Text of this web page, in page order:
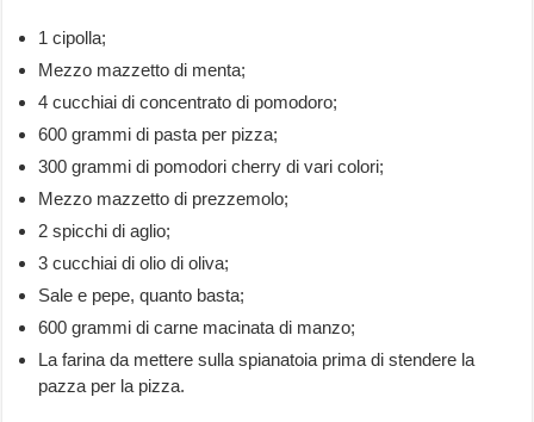
1 cipolla;
Mezzo mazzetto di menta;
4 cucchiai di concentrato di pomodoro;
600 grammi di pasta per pizza;
300 grammi di pomodori cherry di vari colori;
Mezzo mazzetto di prezzemolo;
2 spicchi di aglio;
3 cucchiai di olio di oliva;
Sale e pepe, quanto basta;
600 grammi di carne macinata di manzo;
La farina da mettere sulla spianatoia prima di stendere la
pazza per la pizza.